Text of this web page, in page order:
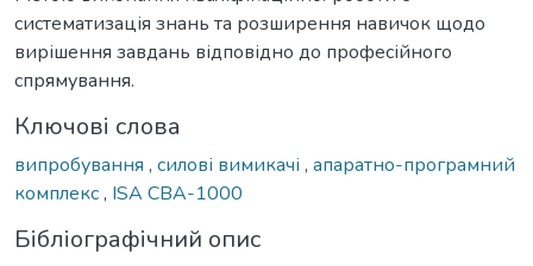
систематизація знань та розширення навичок щодо
вирішення завдань відповідно до професійного
спрямування.
Ключові слова
випробування , силові вимикачі , апаратно-програмний
комплекс, ІSА CBА-1000
Бібліографічний опис